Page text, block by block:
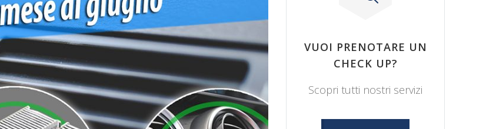
VUOI PRENOTARE UN
CHECK UP?
Scopri tutti nostri servizi